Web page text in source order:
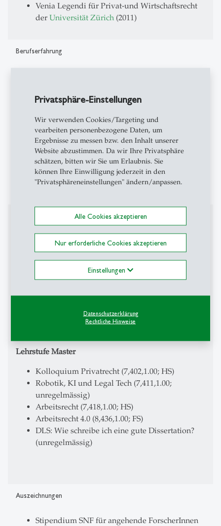
Privatsphäre-Einstellungen
Wir verwenden Cookies/Targeting und
vearbeiten personenbezogene Daten, um
Ergebnisse zu messen bzw. den Inhalt unserer
Website abzustimmen. Da wir Ihre Privatsphäre
schätzen, bitten wir Sie um Erlaubnis. Sie
können Ihre Einwilligung jederzeit in den
"Privatsphäreneinstellungen" ändern/anpassen.
Alle Cookies akzeptieren
Nur erforderliche Cookies akzeptieren
Einstellungen
Datenschutzerklärung
Rechtliche Hinweise
Venia Legendi für Privat-und Wirtschaftsrecht
der Universität Zürich (2011)
Berufserfahrung
Rechtsanwältin beiCleary Gottlieb
Assistenzprofessorin für Arbeits- und
Haftpflichtrecht an der Universität St. Gallen
(2010-2015)
Ordinaria für Privat- und Wirtschaftsrecht unter
besonderer Berücksichtigung des Arbeitsrechts
an der Universität St. Gallen (seit 1.8.2015)
Lehrstufe Assessment
Einführung ins Privatrecht Gruppe 1 (1,170,1.01;
HS)
Personenrecht (2,172,1.00; FS)
Lehrstufe Master
Kolloquium Privatrecht (7,402,1.00; HS)
Robotik, KI und Legal Tech (7,411,1.00;
unregelmässig)
Arbeitsrecht (7,418,1.00; HS)
Arbeitsrecht 4.0 (8,436,1.00; FS)
DLS: Wie schreibe ich eine gute Dissertation?
(unregelmässig)
Auszeichnungen
Stipendium SNF für angehende ForscherInnen